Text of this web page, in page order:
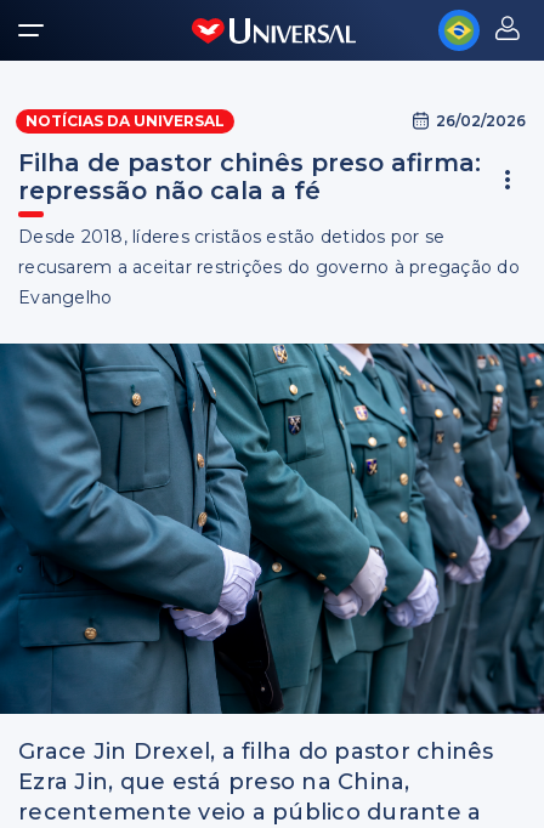
NOTÍCIAS DA UNIVERSAL 26/02/2026
Filha de pastor chinês preso afirma:
repressão não cala a fé
Desde 2018, líderes cristãos estão detidos por se
recusarem a aceitar restrições do governo à pregação do
Evangelho
Grace Jin Drexel, a filha do pastor chinês
Ezra Jin, que está preso na China,
recentemente veio a público durante a